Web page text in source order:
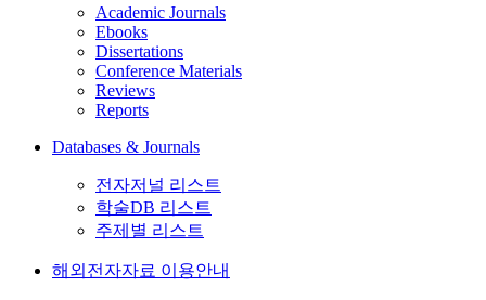
Academic Journals
Ebooks
Dissertations
Conference Materials
Reviews
Reports
Databases & Journals
전자저널 리스트
학술DB 리스트
주제별 리스트
해외전자자료 이용안내